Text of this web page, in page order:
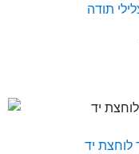
תודה
לוחצת יד